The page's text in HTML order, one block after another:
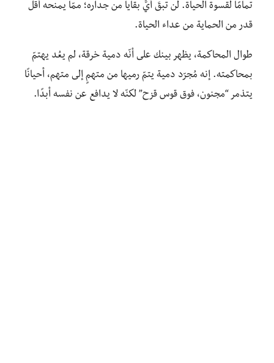
تمامًا لقسوة الحياة. لن تبقَ أيُّ بقايا من جداره؛ ممّا يمنحه أقل
قدر من الحماية من عداء الحياة.
طوال المحاكمة، يظهر بينك على أنّه دمية خرقة، لم يعُد يهتمّ
بمحاكمته. إنه مُجرّد دمية يتمّ رميها من متهمٍ إلى متهم، أحيانًا
يتذمر “مجنون، فوق قوس قزح” لكنّه لا يدافع عن نفسه أبدًا.